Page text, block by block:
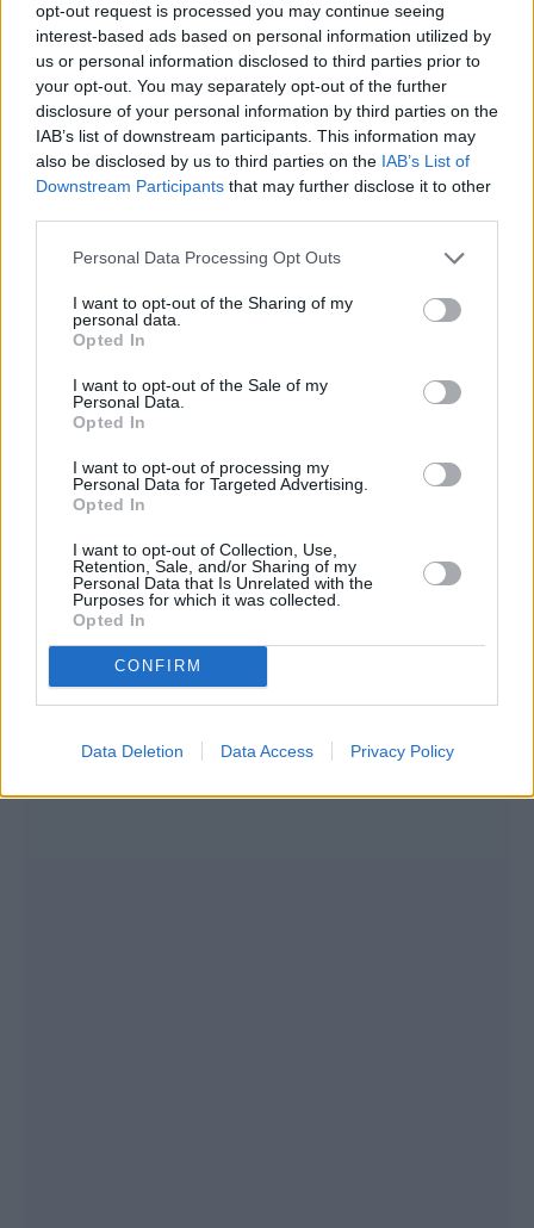
opt-out request is processed you may continue seeing
interest-based ads based on personal information utilized by
us or personal information disclosed to third parties prior to
your opt-out. You may separately opt-out of the further
disclosure of your personal information by third parties on the
IAB’s list of downstream participants. This information may
also be disclosed by us to third parties on the IAB’s List of
Downstream Participants that may further disclose it to other
Personal Data Processing Opt Outs
I want to opt-out of the Sharing of my
personal data.
Opted In
I want to opt-out of the Sale of my
Personal Data.
Opted In
I want to opt-out of processing my
Personal Data for Targeted Advertising.
Opted In
I want to opt-out of Collection, Use,
Retention, Sale, and/or Sharing of my
Personal Data that Is Unrelated with the
Purposes for which it was collected.
Opted In
CONFIRM
Data Deletion Data Access Privacy Policy
Καθαρισμός φούρνου και
φριτέζας αέρος από το λίπος:
Συμβουλές
– Μπορείτε να χρησιμοποιήσετε αυτό το
καθαριστικόσε όλο το σπίτι, σε νεροχύτες,
μπάνια, σοβατεπί, πόρτες,λεκέδεςστους
τοίχους και άλλα.
– Εάν δεν έχετε σαπούνι Καστίλλης, μπορείτε
να το αντικαταστήσετε με υγρό πιάτων.
– Για πιο επίμονους
αφήστε το
το τρίψετε.
Πλεονεκτήματα
– Φυσικό και ασφαλές για χρήση σε τρόφιμα